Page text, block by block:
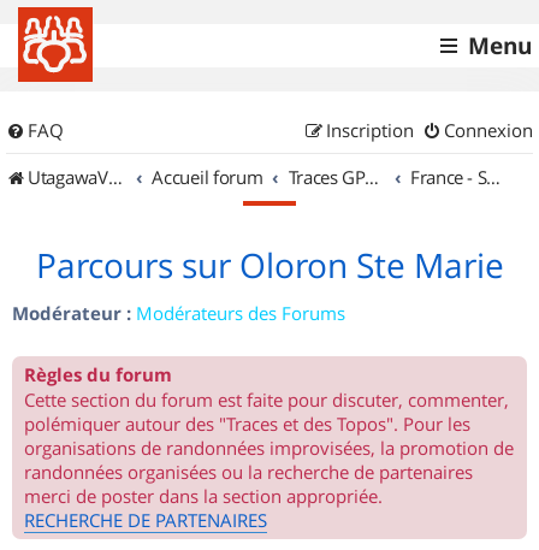
Menu
FAQ Connexion
Inscription
UtagawaVTT (Randos VTT et VTTAE avec traces GPS)
Accueil forum Traces GPS de randos VTT France - Sud Ouest
Parcours sur Oloron Ste Marie
Modérateur : Modérateurs des Forums
Règles du forum
Cette section du forum est faite pour discuter, commenter,
polémiquer autour des "Traces et des Topos". Pour les
organisations de randonnées improvisées, la promotion de
randonnées organisées ou la recherche de partenaires
merci de poster dans la section appropriée.
RECHERCHE DE PARTENAIRES